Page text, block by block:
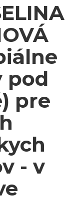
pod
pre
- v